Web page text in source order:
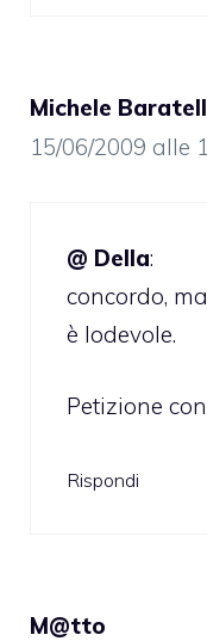
Michele
15/06/2009 alle
@ Della:
concordo,
è lodevole.
Petizione
Rispondi
M@tto